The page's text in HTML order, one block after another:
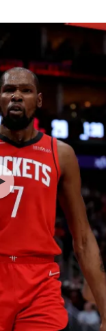
הפועל תל
הפועל חיפה
הפועל באר
מכבי נתניה
בני יהודה